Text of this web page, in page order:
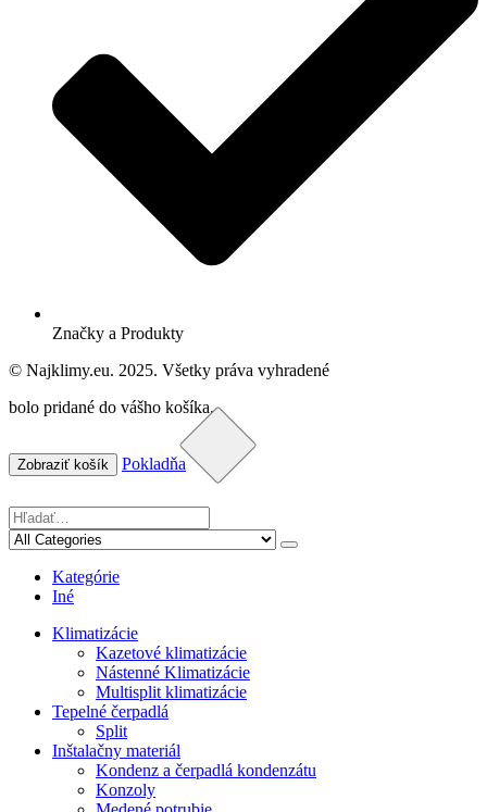
Značky a Produkty
© Najklimy.eu. 2025. Všetky práva vyhradené
bolo pridané do vášho košíka.
Zobraziť košík Pokladňa
Kategórie
Iné
Klimatizácie
Kazetové klimatizácie
Nástenné Klimatizácie
Multisplit klimatizácie
Tepelné čerpadlá
Split
Inštalačny materiál
Kondenz a čerpadlá kondenzátu
Konzoly